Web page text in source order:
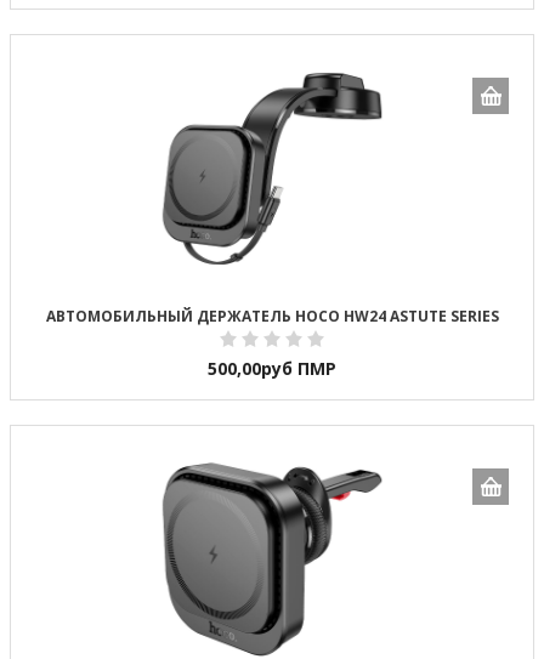
АВТОМОБИЛЬНЫЙ ДЕРЖАТЕЛЬ HOCO HW24 ASTUTE SERIES
500,00руб ПМР